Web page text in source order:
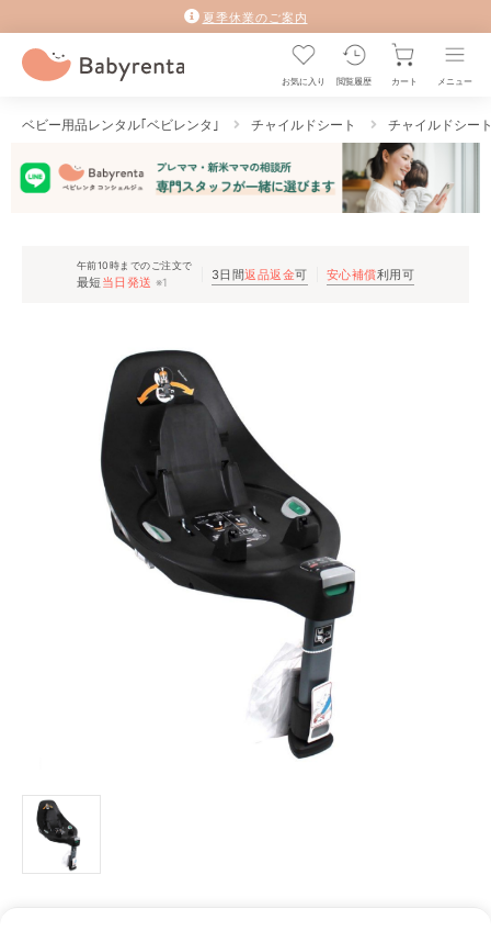
夏季休業のご案内
お気に入り 閲覧履歴 カート メニュー
ベビー用品レンタル｢ベビレンタ｣ チャイルドシート チャイルドシー
午前10時までのご注文で
最短 当日発送 ※1 3日間返品返金可 安心補償利用可